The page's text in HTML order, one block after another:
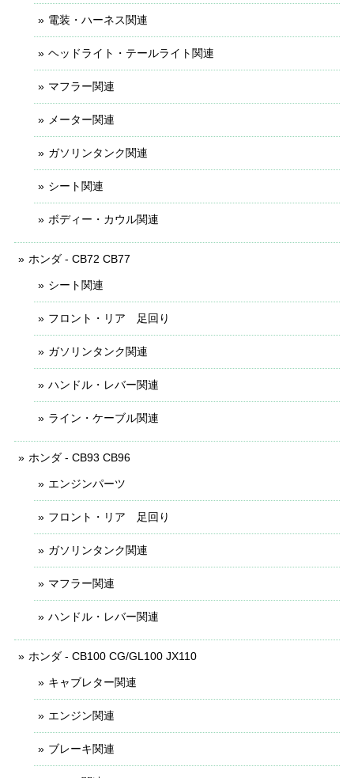
電装・ハーネス関連
ヘッドライト・テールライト関連
マフラー関連
メーター関連
ガソリンタンク関連
シート関連
ボディー・カウル関連
ホンダ - CB72 CB77
シート関連
フロント・リア 足回り
ガソリンタンク関連
ハンドル・レバー関連
ライン・ケーブル関連
ホンダ - CB93 CB96
エンジンパーツ
フロント・リア 足回り
ガソリンタンク関連
マフラー関連
ハンドル・レバー関連
ホンダ - CB100 CG/GL100 JX110
キャブレター関連
エンジン関連
ブレーキ関連